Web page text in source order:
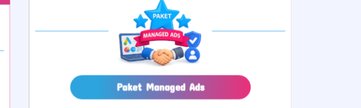
Paket Managed Ads